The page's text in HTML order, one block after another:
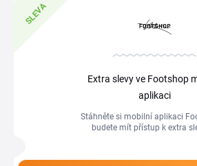
SLEVA
Extra slevy ve Footshop
aplikaci
Stáhněte si mobilní aplikaci
budete mít přístup k extra
kdy se objeví nová sleva,